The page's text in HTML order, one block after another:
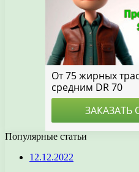
Популярные статьи
12.12.2022